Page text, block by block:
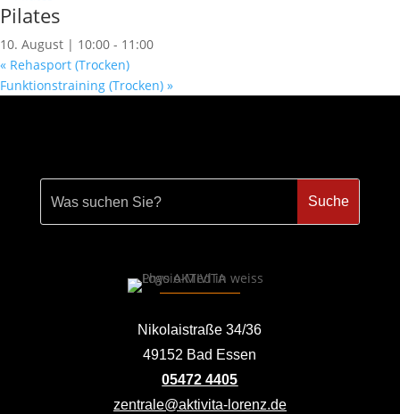
Pilates
10. August | 10:00 - 11:00
« Rehasport (Trocken)
Funktionstraining (Trocken) »
Nikolaistraße 34/36
49152 Bad Essen
05472 4405
zentrale@aktivita-lorenz.de